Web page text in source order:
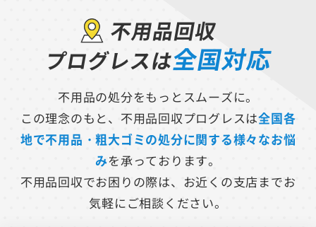
不用品回収
プログレスは全国対応
不用品の処分をもっとスムーズに。
この理念のもと、不用品回収プログレスは全国各
地で不用品・粗大ゴミの処分に関する様々なお悩
みを承っております。
不用品回収でお困りの際は、お近くの支店までお
気軽にご相談ください。